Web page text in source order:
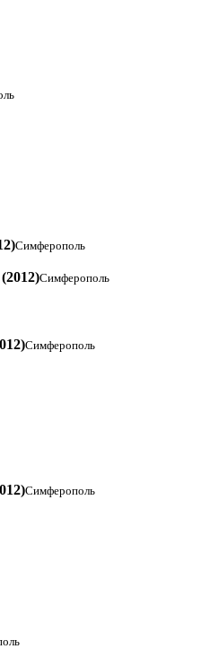
Симферополь
Симферополь
Симферополь
Симферополь